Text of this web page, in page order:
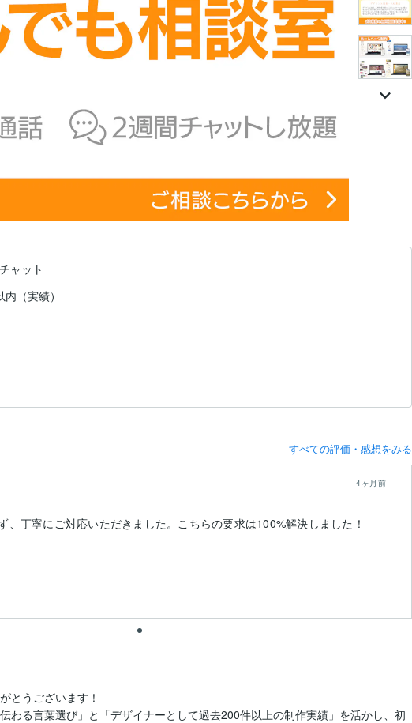
ャット
（実績）
すべての評価・感想をみる
4ヶ月前
、丁寧にご対応いただきました。こちらの要求は100%解決しました！
とうございます！
わる言葉選び」と「デザイナーとして過去200件以上の制作実績」を活かし、初